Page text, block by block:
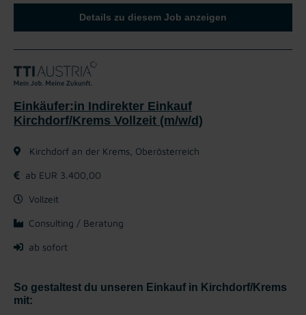
Details zu diesem Job anzeigen
Einkäufer:in Indirekter Einkauf
Kirchdorf/Krems Vollzeit (m/w/d)
Kirchdorf an der Krems, Oberösterreich
ab EUR 3.400,00
Vollzeit
Consulting / Beratung
ab sofort
So gestaltest du unseren Einkauf in Kirchdorf/Krems
mit: